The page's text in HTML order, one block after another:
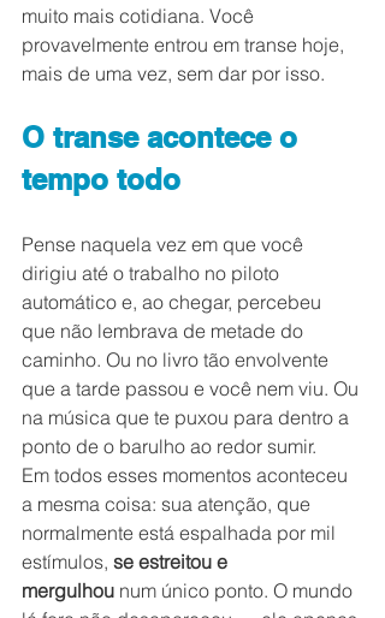
muito mais cotidiana. Você
provavelmente entrou em transe hoje,
mais de uma vez, sem dar por isso.
O transe acontece o
tempo todo
Pense naquela vez em que você
dirigiu até o trabalho no piloto
automático e, ao chegar, percebeu
que não lembrava de metade do
caminho. Ou no livro tão envolvente
que a tarde passou e você nem viu. Ou
na música que te puxou para dentro a
ponto de o barulho ao redor sumir.
Em todos esses momentos aconteceu
a mesma coisa: sua atenção, que
normalmente está espalhada por mil
estímulos, se estreitou e
mergulhou num único ponto. O mundo